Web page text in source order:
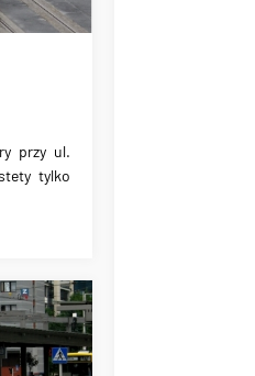
przy ul.
tylko